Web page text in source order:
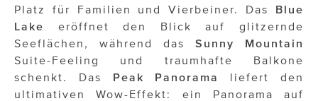
Platz für Familien und Vierbeiner. Das
Blue
Lake
eröffnet den Blick auf glitzernde
Seeflächen, während das Sunny Mountain
Suite-Feeling und traumhafte Balkone
schenkt. Das Peak Panorama
liefert den
ultimativen Wow-Effekt: ein Panorama auf